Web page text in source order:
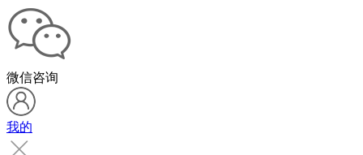
微信咨询
我的